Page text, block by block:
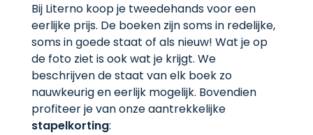
Bij Literno koop je tweedehands voor een
eerlijke prijs. De boeken zijn soms in redelijke,
soms in goede staat of als nieuw! Wat je op
de foto ziet is ook wat je krijgt. We
beschrijven de staat van elk boek zo
nauwkeurig en eerlijk mogelijk. Bovendien
profiteer je van onze aantrekkelijke
stapelkorting: